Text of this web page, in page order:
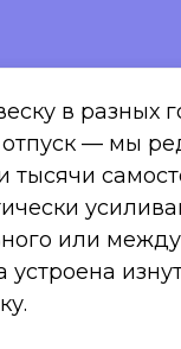
в разных
— мы
и тысячи
или
устроена